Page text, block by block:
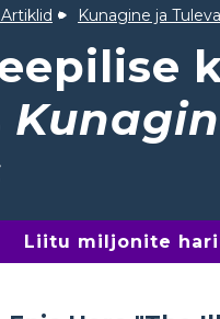
Kunagine ja
Liitu miljonite